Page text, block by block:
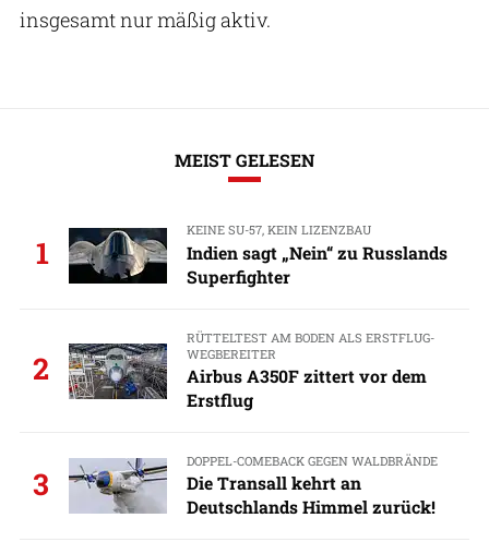
insgesamt nur mäßig aktiv.
MEIST GELESEN
1
KEINE SU-57, KEIN LIZENZBAU
Indien sagt „Nein“ zu Russlands
Superfighter
2
RÜTTELTEST AM BODEN ALS ERSTFLUG-
WEGBEREITER
Airbus A350F zittert vor dem
Erstflug
3
DOPPEL-COMEBACK GEGEN WALDBRÄNDE
Die Transall kehrt an
Deutschlands Himmel zurück!